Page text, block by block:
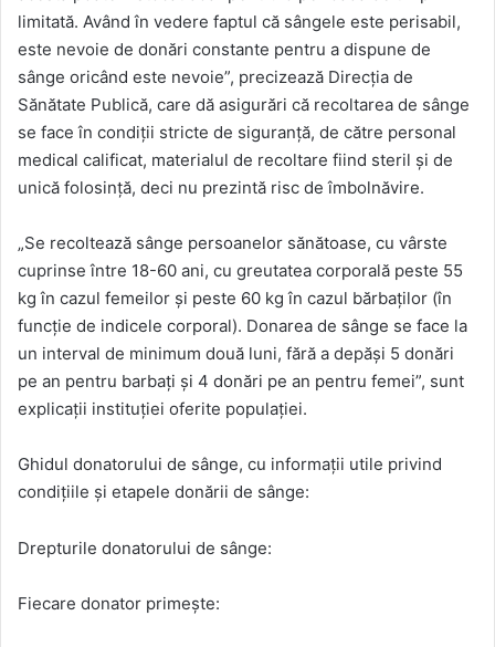
limitată. Având în vedere faptul că sângele este perisabil,
este nevoie de donări constante pentru a dispune de
sânge oricând este nevoie”, precizează Direcția de
Sănătate Publică, care dă asigurări că recoltarea de sânge
se face în condiții stricte de siguranță, de către personal
medical calificat, materialul de recoltare fiind steril și de
unică folosință, deci nu prezintă risc de îmbolnăvire.
„Se recoltează sânge persoanelor sănătoase, cu vârste
cuprinse între 18-60 ani, cu greutatea corporală peste 55
kg în cazul femeilor și peste 60 kg în cazul bărbaților (în
funcție de indicele corporal). Donarea de sânge se face la
un interval de minimum două luni, fără a depăși 5 donări
pe an pentru barbați și 4 donări pe an pentru femei”, sunt
explicații instituției oferite populației.
Ghidul donatorului de sânge, cu informații utile privind
condițiile și etapele donării de sânge:
Drepturile donatorului de sânge:
Fiecare donator primește: